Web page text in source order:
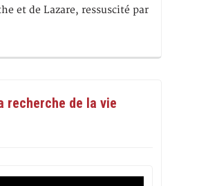
et de Lazare, ressuscité par
recherche de la vie